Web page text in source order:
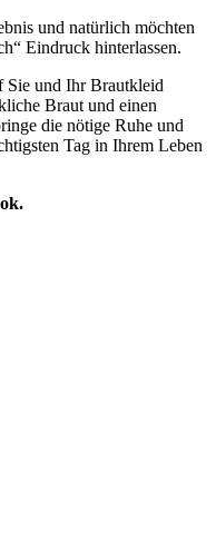
und natürlich möchten
Eindruck hinterlassen.
Sie und Ihr Brautkleid
Braut und einen
die nötige Ruhe und
Tag in Ihrem Leben